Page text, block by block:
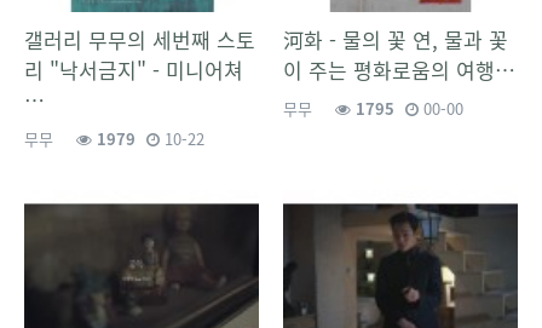
갤러리 무무의 세번째 스토
리 "낙서금지" - 미니어쳐
…
무무 1979 10-22
河화 - 물의 꽃 연, 물과 꽃
이 주는 평화로움의 여행…
무무 1795 00-00